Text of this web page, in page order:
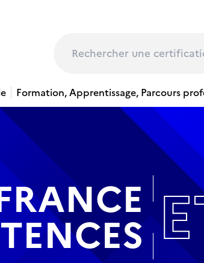
Formation, Apprentissage, Parcours